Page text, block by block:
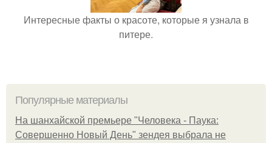
Интересные факты о красоте, которые я узнала в
питере.
Популярные материалы
На шанхайской премьере "Человека - Паука:
Совершенно Новый День" зендея выбрала не